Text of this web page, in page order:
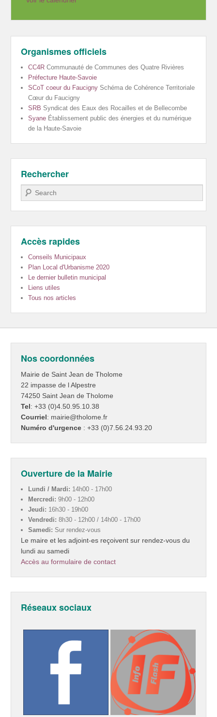
Organismes officiels
CC4R Communauté de Communes des Quatre Rivières
Préfecture Haute-Savoie
SCoT coeur du Faucigny Schéma de Cohérence Territoriale
Cœur du Faucigny
SRB Syndicat des Eaux des Rocailles et de Bellecombe
Syane Établissement public des énergies et du numérique
de la Haute-Savoie
Rechercher
Recherche
Accès rapides
Conseils Municipaux
Plan Local d'Urbanisme 2020
Le dernier bulletin municipal
Liens utiles
Tous nos articles
Nos coordonnées
Mairie de Saint Jean de Tholome
22 impasse de l Alpestre
74250 Saint Jean de Tholome
Tel: +33 (0)4.50.95.10.38
Courriel: mairie@tholome.fr
Numéro d'urgence : +33 (0)7.56.24.93.20
Ouverture de la Mairie
Lundi / Mardi: 14h00 - 17h00
Mercredi: 9h00 - 12h00
Jeudi: 16h30 - 19h00
Vendredi: 8h30 - 12h00 / 14h00 - 17h00
Samedi: Sur rendez-vous
Le maire et les adjoint-es reçoivent sur rendez-vous du
lundi au samedi
Accès au formulaire de contact
Réseaux sociaux